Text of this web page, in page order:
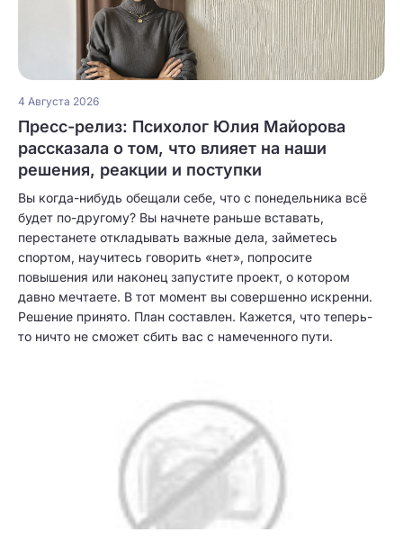
4 Августа 2026
Пресс-релиз: Психолог Юлия Майорова
рассказала о том, что влияет на наши
решения, реакции и поступки
Вы когда-нибудь обещали себе, что с понедельника всё
будет по-другому? Вы начнете раньше вставать,
перестанете откладывать важные дела, займетесь
спортом, научитесь говорить «нет», попросите
повышения или наконец запустите проект, о котором
давно мечтаете. В тот момент вы совершенно искренни.
Решение принято. План составлен. Кажется, что теперь-
то ничто не сможет сбить вас с намеченного пути.